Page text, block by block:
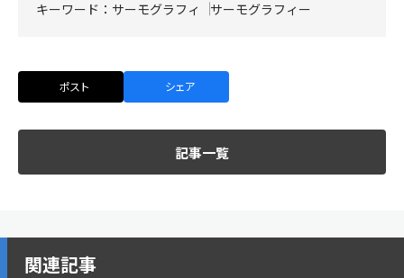
キーワード： サーモグラフィ サーモグラフィー
ポスト シェア
記事一覧
関連記事